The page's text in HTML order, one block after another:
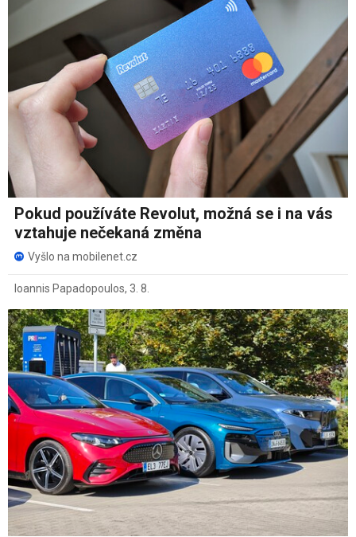
Pokud používáte Revolut, možná se i na vás
vztahuje nečekaná změna
Vyšlo na mobilenet.cz
Ioannis Papadopoulos, 3. 8.